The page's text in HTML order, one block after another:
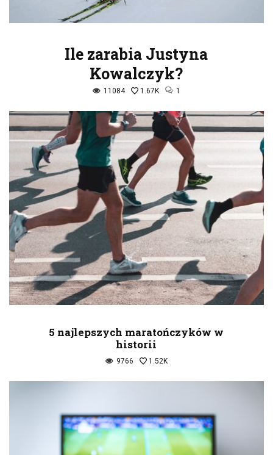
Ile zarabia Justyna
Kowalczyk?
11084 1.67K 1
5 najlepszych maratończyków w
historii
9766 1.52K